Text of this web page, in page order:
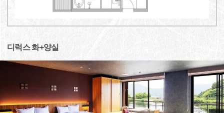
디럭스 화+양실